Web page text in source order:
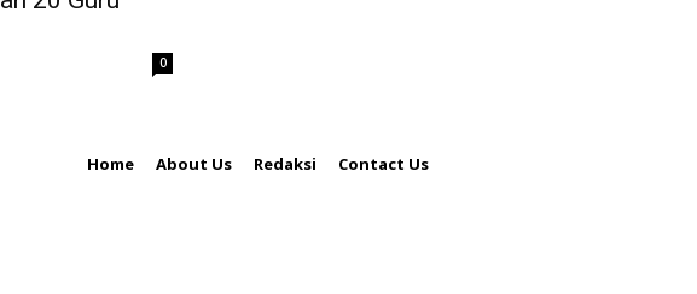
0
Home About Us Redaksi Contact Us